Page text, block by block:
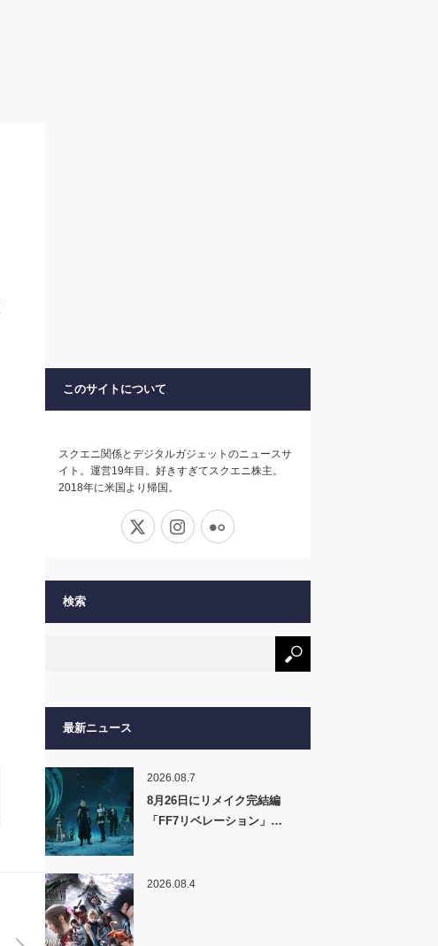
このサイトについて
スクエニ関係とデジタルガジェットのニュースサ
イト。運営19年目。好きすぎてスクエニ株主。
2018年に米国より帰国。
Instagram
検索
最新ニュース
2026.08.7
8月26日にリメイク完結編
「FF7リベレーション」…
2026.08.4